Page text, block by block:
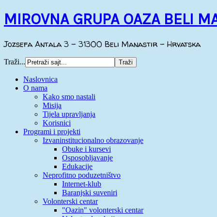
MIROVNA GRUPA OAZA BELI
Jozsefa Antala 3 - 31300 Beli Manastir - Hrvatska
Traži...
Naslovnica
O nama
Kako smo nastali
Misija
Tijela upravljanja
Korisnici
Programi i projekti
Izvaninstitucionalno obrazovanje
Obuke i kursevi
Osposobljavanje
Edukacije
Neprofitno poduzetništvo
Internet-klub
Baranjski suveniri
Volonterski centar
"Oazin" volonterski centar